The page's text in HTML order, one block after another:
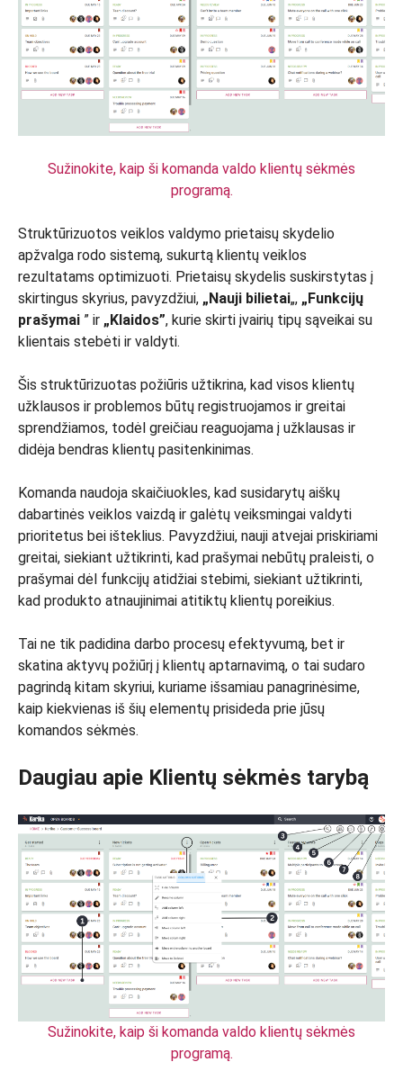
Sužinokite, kaip ši komanda valdo klientų sėkmės
programą.
Struktūrizuotos veiklos valdymo prietaisų skydelio
apžvalga rodo sistemą, sukurtą klientų veiklos
rezultatams optimizuoti. Prietaisų skydelis suskirstytas į
skirtingus skyrius, pavyzdžiui, „Nauji bilietai„, „Funkcijų
prašymai ” ir „Klaidos”, kurie skirti įvairių tipų sąveikai su
klientais stebėti ir valdyti.
Šis struktūrizuotas požiūris užtikrina, kad visos klientų
užklausos ir problemos būtų registruojamos ir greitai
sprendžiamos, todėl greičiau reaguojama į užklausas ir
didėja bendras klientų pasitenkinimas.
Komanda naudoja skaičiuokles, kad susidarytų aiškų
dabartinės veiklos vaizdą ir galėtų veiksmingai valdyti
prioritetus bei išteklius. Pavyzdžiui, nauji atvejai priskiriami
greitai, siekiant užtikrinti, kad prašymai nebūtų praleisti, o
prašymai dėl funkcijų atidžiai stebimi, siekiant užtikrinti,
kad produkto atnaujinimai atitiktų klientų poreikius.
Tai ne tik padidina darbo procesų efektyvumą, bet ir
skatina aktyvų požiūrį į klientų aptarnavimą, o tai sudaro
pagrindą kitam skyriui, kuriame išsamiau panagrinėsime,
kaip kiekvienas iš šių elementų prisideda prie jūsų
komandos sėkmės.
Daugiau apie Klientų sėkmės tarybą
Sužinokite, kaip ši komanda valdo klientų sėkmės
programą.